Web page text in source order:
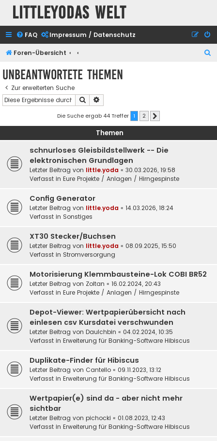
Littleyodas Welt
FAQ Impressum / Datenschutz
Foren-Übersicht
Unbeantwortete Themen
Zur erweiterten Suche
Suche
Die Suche ergab 44 Treffer 1 2
Themen
schnurloses Gleisbildstellwerk -- Die
elektronischen Grundlagen
Letzter Beitrag von little.yoda « 30.03.2026, 19:58
Verfasst in Eure Projekte / Anlagen / Hirngespinste
Config Generator
Letzter Beitrag von little.yoda « 14.03.2026, 18:24
Verfasst in Sonstiges
XT30 Stecker/Buchsen
Letzter Beitrag von little.yoda « 08.09.2025, 15:50
Verfasst in Stromversorgung
Motorisierung Klemmbausteine-Lok COBI BR52
Letzter Beitrag von Zoltan « 16.02.2024, 20:43
Verfasst in Eure Projekte / Anlagen / Hirngespinste
Depot-Viewer: Wertpapierübersicht nach
einlesen csv Kursdatei verschwunden
Letzter Beitrag von DauIchbin « 04.02.2024, 10:35
Verfasst in Erweiterung für Banking-Software Hibiscus
Duplikate-Finder für Hibiscus
Letzter Beitrag von Cantello « 09.11.2023, 13:12
Verfasst in Erweiterung für Banking-Software Hibiscus
Wertpapier(e) sind da - aber nicht mehr
sichtbar
Letzter Beitrag von pichocki « 01.08.2023, 12:43
Verfasst in Erweiterung für Banking-Software Hibiscus